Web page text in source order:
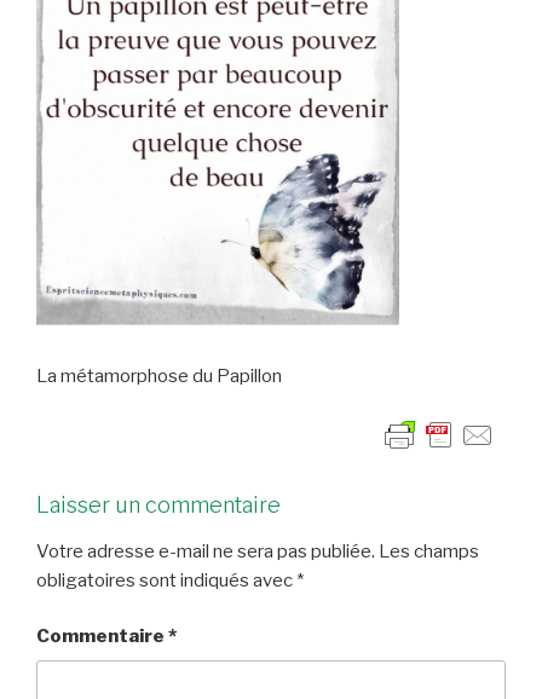
La métamorphose du Papillon
Laisser un commentaire
Votre adresse e-mail ne sera pas publiée. Les champs
obligatoires sont indiqués avec *
Commentaire *